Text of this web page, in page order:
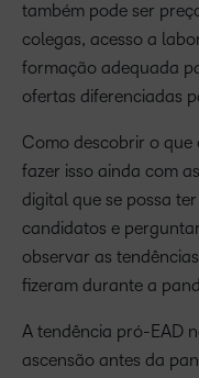
também pode ser
colegas, acesso a
formação adequada
ofertas diferenciadas
Como descobrir o
fazer isso ainda com
digital que se possa
candidatos e
observar as
fizeram durante a
A tendência pró-EAD
ascensão antes da